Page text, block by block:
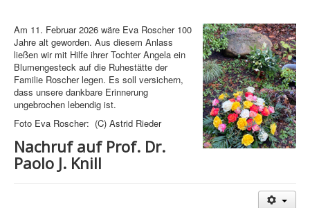
Am 11. Februar 2026 wäre Eva Roscher 100
Jahre alt geworden. Aus diesem Anlass
ließen wir mit Hilfe ihrer Tochter Angela ein
Blumengesteck auf die Ruhestätte der
Familie Roscher legen. Es soll versichern,
dass unsere dankbare Erinnerung
ungebrochen lebendig ist.
Foto Eva Roscher: (C) Astrid Rieder
Nachruf auf Prof. Dr.
Paolo J. Knill